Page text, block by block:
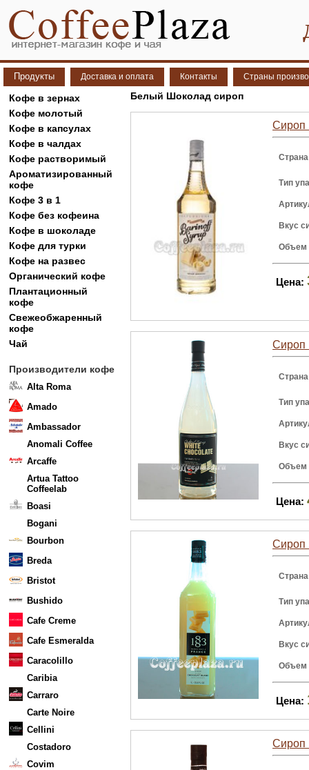
Продукты Доставка и оплата Контакты Страны
Кофе в зернах
Кофе молотый
Кофе в капсулах
Кофе в чалдах
Кофе растворимый
Ароматизированный
кофе
Кофе 3 в 1
Кофе без кофеина
Кофе в шоколаде
Кофе для турки
Кофе на развес
Органический кофе
Плантационный
кофе
Свежеобжаренный
кофе
Чай
Производители кофе
Alta Roma
Amado
Ambassador
Anomali Coffee
Arcaffe
Artua Tattoo
Coffeelab
Boasi
Bogani
Bourbon
Breda
Bristot
Bushido
Cafe Creme
Cafe Esmeralda
Caracolillo
Caribia
Carraro
Carte Noire
Cellini
Costadoro
Covim
Белый Шоколад сироп
Сироп
Тип
Вкус
Объем
Цена:
Сироп
Тип
Вкус
Объем
Цена:
Сироп
Тип
Вкус
Объем
Цена:
Сироп